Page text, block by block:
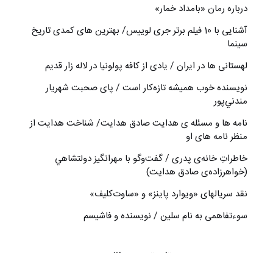
درباره رمان «بامداد خمار»
آشنایی با 10 فیلم برتر جری لوییس/ بهترین های کمدی تاریخ
سینما
لهستانی ها در ایران / یادی از کافه پولونیا در لاله زار قدیم
نويسنده خوب هميشه تازه‌كار است / پای صحبت شهريار
مندني‌پور
نامه ها و مسئله ی هدایت صادق هدایت/ شناخت هدایت از
منظر نامه های او
خاطراتِ خانه‌ی پدری / گفت‌وگو با مهرانگيز دولتشاهي
(خواهرزاده‌ی صادق هدايت)
نقد سریالهای «ویوارد پاینز» و «ساوت‌کلیف»
سوءتفاهمی به نام سلین / نویسنده و فاشیسم